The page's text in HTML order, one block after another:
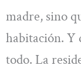
madre, sino
habitación. Y
todo. La